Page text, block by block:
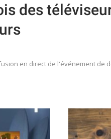
des
en direct de l'événement de